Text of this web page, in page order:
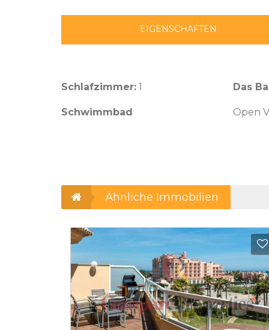
EIGENSCHAFTEN
Schlafzimmer: 1 Das
Schwimmbad Open
Ähnliche Immobilien